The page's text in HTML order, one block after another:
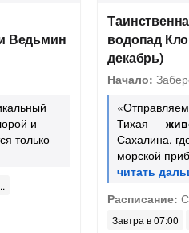
Ведьмин
и
только
водопад
декабрь)
Начало:
Тихая —
Сахалина,
морской
Расписание:
Завтра в 07:00